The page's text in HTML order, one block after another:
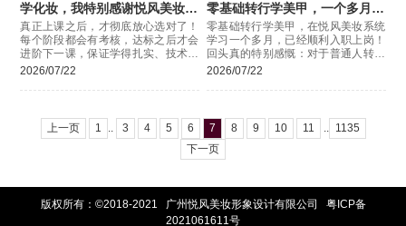
学化妆，我特别感谢悦风美妆学
院
真正上课之后，才彻底放心选对了！
每个阶段都会有考核，达标之后才会
进阶下一课，保证学得扎实、技术过
硬，不会浑水摸鱼混毕业。平时课后
很及时，
2026/07/22
零基础转行学美甲，一个多月顺
利上岗
零基础转行学美甲，在悦风美妆系统
学习一个多月，已经顺利入职上岗！
回头真的特别感慨：对于普通人转行
来说，选对一所正规专业的学校，真
2026/07/22
上一页 1 .. 3 4 5 6 7 8 9 10 11 ..
1135
下一页
版权所有：©2018-2021 广州悦风美妆形象设计有限公司 粤ICP备
2021061611号